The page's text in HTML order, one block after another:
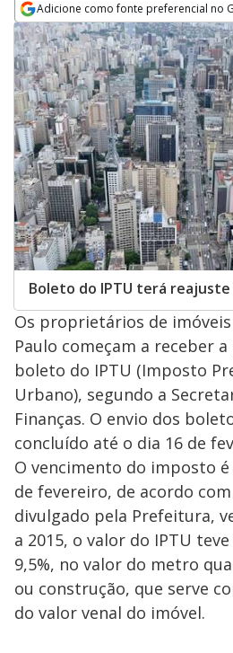
Adicione como fonte preferencial no
Opens in new window
Boleto do IPTU terá
Os proprietários de imóveis
Paulo começam a receber
boleto do IPTU (Imposto
Urbano), segundo a
Finanças. O envio dos
concluído até o dia 16 de
O vencimento do imposto
de fevereiro, de acordo
divulgado pela Prefeitura,
a 2015, o valor do IPTU
9,5%, no valor do metro
ou construção, que serve
do valor venal do imóvel.